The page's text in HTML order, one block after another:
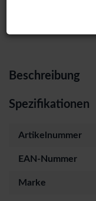
Beschreibung
Spezifikationen
Artikelnummer
EAN-Nummer
Marke